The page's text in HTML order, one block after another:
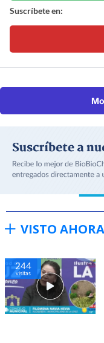
Suscríbete en:
VISTO AHORA
244
visitas